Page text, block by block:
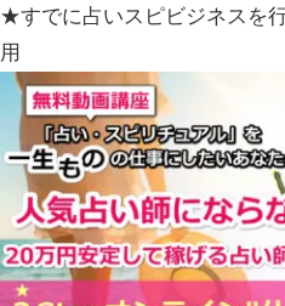
★すでに占いスピビジネスを
用